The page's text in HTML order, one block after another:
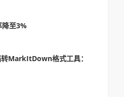
降至3%
MarkItDown格式工具：